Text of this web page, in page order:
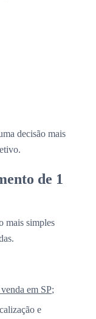
decisão mais
de 1
mais simples
em SP;
e